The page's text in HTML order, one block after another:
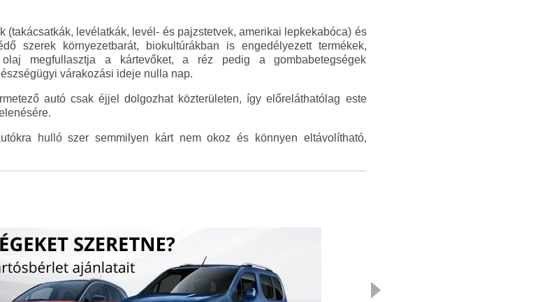
(takácsatkák, levélatkák, levél- és pajzstetvek, amerikai lepkekabóca) és
szerek környezetbarát, biokultúrákban is engedélyezett termékek,
megfullasztja a kártevőket, a réz pedig a gombabetegségek
várakozási ideje nulla nap.
autó csak éjjel dolgozhat közterületen, így előreláthatólag este
hulló szer semmilyen kárt nem okoz és könnyen eltávolítható,